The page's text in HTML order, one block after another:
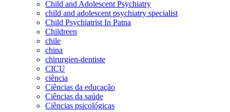
Child and Adolescent Psychiatry
child and adolescent psychiatry specialist
Child Psychiatrist In Patna
Childreen
chile
china
chirurgien-dentiste
CICU
ciência
Ciências da educação
Ciências da saúde
Ciências psicológicas